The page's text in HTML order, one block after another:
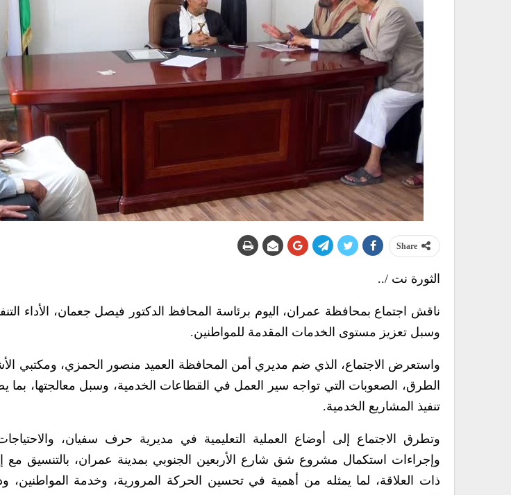
Share
الثورة نت /..
ناقش اجتماع بمحافظة عمران، اليوم برئاسة المحافظ الدكتور فيصل جعمان، الأداء
وسبل تعزيز مستوى الخدمات المقدمة للمواطنين.
واستعرض الاجتماع، الذي ضم مديري أمن المحافظة العميد منصور الحمزي، ومكتبي
الطرق، الصعوبات التي تواجه سير العمل في القطاعات الخدمية، وسبل معالجتها، بما
تنفيذ المشاريع الخدمية.
وتطرق الاجتماع إلى أوضاع العملية التعليمية في مديرية حرف سفيان،
وإجراءات استكمال مشروع شق شارع الأربعين الجنوبي بمدينة عمران، بالتنسيق مع
ذات العلاقة، لما يمثله من أهمية في تحسين الحركة المرورية، وخدمة المواطنين،